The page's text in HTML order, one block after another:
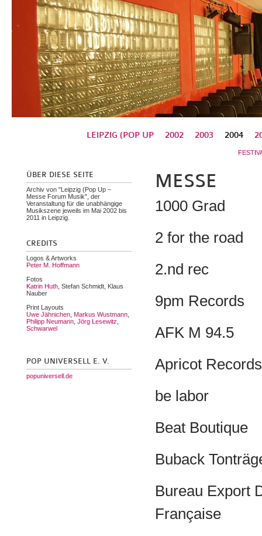
LEIPZIG (POP UP 2002 2003 2004
ÜBER DIESE SEITE
Archiv von "Leipzig (Pop Up –
Messe Forum Musik", der
Veranstaltung für die unabhängige
Musikszene jeweils im Mai 2002 bis
2011 in Leipzig.
CREDITS
Logos & Artworks
Peter M. Hoffmann
Fotos
Katrin Huth, Stefan Schmidt, Klaus
Nauber
Print Layouts
Uwe Jähnichen, Markus Wustmann,
Philipp Neumann, Jörg Lesewitz
Schwarwel
POP UNIVERSELL E. V.
popuniversell.de
MESSE
1000 Grad
2 for the road
2.nd rec
9pm Records
AFK M 94.5
Apricot Records
be labor
Beat Boutique
Buback
Bureau Export
Française